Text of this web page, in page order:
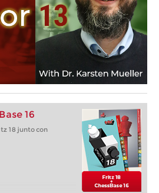
16
18 junto con